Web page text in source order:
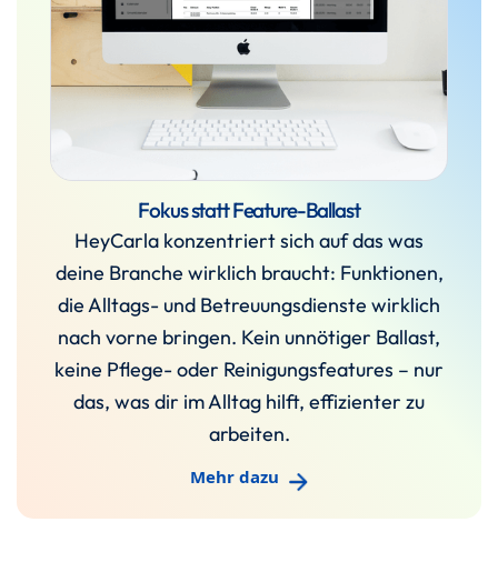
Fokus statt Feature-Ballast
HeyCarla konzentriert sich auf das was
deine Branche wirklich braucht: Funktionen,
die Alltags- und Betreuungsdienste wirklich
nach vorne bringen. Kein unnötiger Ballast,
keine Pflege- oder Reinigungsfeatures – nur
das, was dir im Alltag hilft, effizienter zu
arbeiten.
Mehr dazu